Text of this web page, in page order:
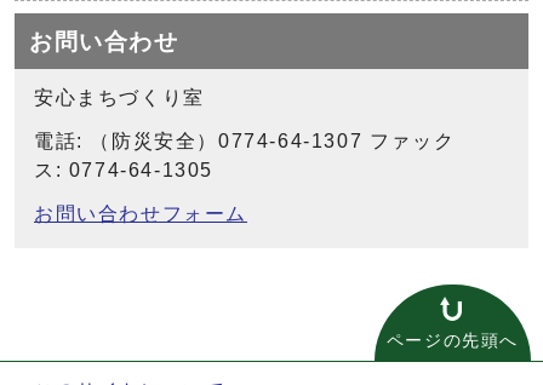
お問い合わせ
安心まちづくり室
電話: （防災安全）0774-64-1307 ファック
ス: 0774-64-1305
お問い合わせフォーム
ページの先頭へ